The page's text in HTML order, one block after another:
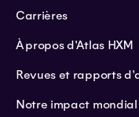
Carrières
À propos d'Atlas HXM
Revues et rapports
Notre impact mondial